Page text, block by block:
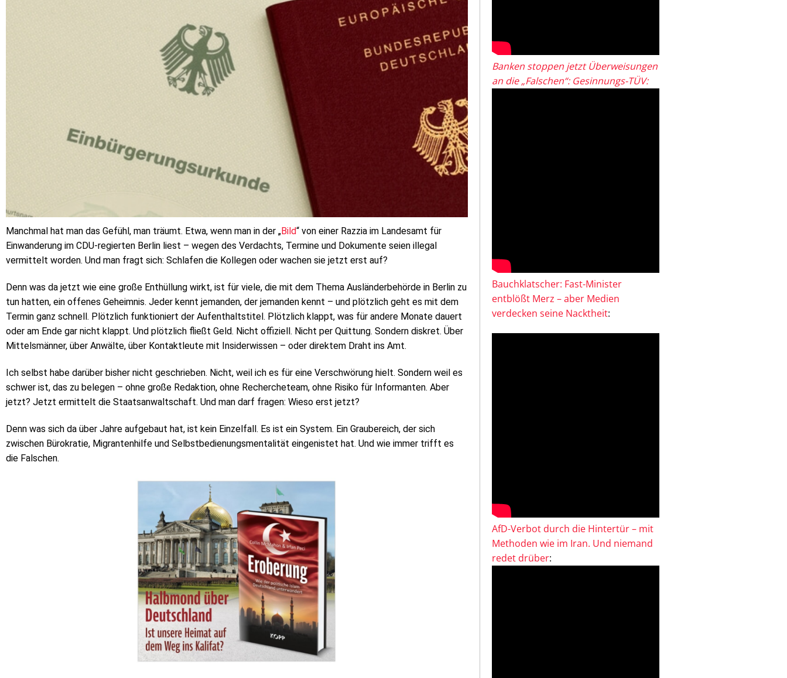
Manchmal hat man das Gefühl, man träumt. Etwa, wenn man in der „Bild“ von einer Razzia im Landesamt für
Einwanderung im CDU-regierten Berlin liest – wegen des Verdachts, Termine und Dokumente seien illegal
vermittelt worden. Und man fragt sich: Schlafen die Kollegen oder wachen sie jetzt erst auf?
Denn was da jetzt wie eine große Enthüllung wirkt, ist für viele, die mit dem Thema Ausländerbehörde in Berlin zu
tun hatten, ein offenes Geheimnis. Jeder kennt jemanden, der jemanden kennt – und plötzlich geht es mit dem
Termin ganz schnell. Plötzlich funktioniert der Aufenthaltstitel. Plötzlich klappt, was für andere Monate dauert
oder am Ende gar nicht klappt. Und plötzlich fließt Geld. Nicht offiziell. Nicht per Quittung. Sondern diskret. Über
Mittelsmänner, über Anwälte, über Kontaktleute mit Insiderwissen – oder direktem Draht ins Amt.
Ich selbst habe darüber bisher nicht geschrieben. Nicht, weil ich es für eine Verschwörung hielt. Sondern weil es
schwer ist, das zu belegen – ohne große Redaktion, ohne Rechercheteam, ohne Risiko für Informanten. Aber
jetzt? Jetzt ermittelt die Staatsanwaltschaft. Und man darf fragen: Wieso erst jetzt?
Denn was sich da über Jahre aufgebaut hat, ist kein Einzelfall. Es ist ein System. Ein Graubereich, der sich
zwischen Bürokratie, Migrantenhilfe und Selbstbedienungsmentalität eingenistet hat. Und wie immer trifft es
die Falschen.
Banken stoppen jetzt Überweisungen
an die „Falschen“: Gesinnungs-TÜV:
Bauchklatscher: Fast-Minister
entblößt Merz – aber Medien
verdecken seine Nacktheit:
AfD-Verbot durch die Hintertür – mit
Methoden wie im Iran. Und niemand
redet drüber: